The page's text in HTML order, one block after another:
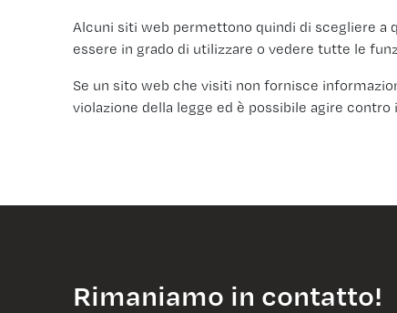
Alcuni siti web permettono quindi di scegliere a
essere in grado di utilizzare o vedere tutte le
Se un sito web che visiti non fornisce
violazione della legge ed è possibile agire contro
Rimaniamo in contatto!